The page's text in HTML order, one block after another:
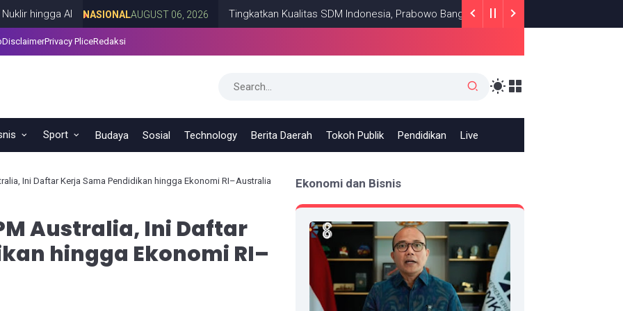
AI NASIONALAUGUST 06, 2026 Tingkatkan Kualitas SDM Indonesia, Prabowo Bangun Sekolah Unggulan hingga Undang
DisclaimerPrivacy PliceRedaksi
Sport Budaya Sosial Technology Berita Daerah Tokoh Publik Pendidikan Live
Ini Daftar Kerja Sama Pendidikan hingga Ekonomi RI–Australia
Australia, Ini Daftar
hingga Ekonomi RI–
Ekonomi dan Bisnis